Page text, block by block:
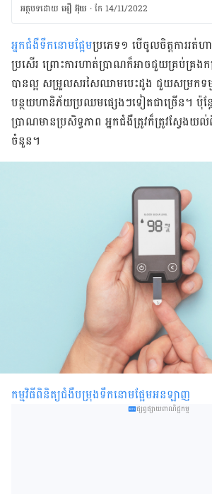
អត្ថបទ​ដោយ អឿ អ៊ុយ ·កែ 14/11/2022
អ្នកជំងឺទឹកនោមផ្អែមប្រភេទ១ បើចូលចិត្ដការរត់
ប្រសើរ ព្រោះការហាត់ប្រាណក៏អាចជួយគ្រប់គ្រង
បានល្អ សម្រួលសរសៃឈាមបេះដូង ជួយសម្រកទ
បន្ថយហានិភ័យប្រឈមផ្សេង​ៗទៀត​ជា​ច្រើន​។ ប៉ុន្ដ
ប្រាណមានប្រសិទ្ធភាព អ្នកជំងឺត្រូវក៏ត្រូវស្វែ
ចំនួន។
កម្មវិធីពិនិត្យជំងឺបម្រុងទឹកនោមផ្អែមអនឡាញ
ផ្សព្វផ្សាយពាណិជ្ជកម្ម